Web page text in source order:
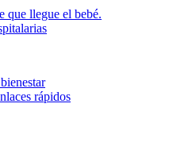
que llegue el bebé.
rápidos